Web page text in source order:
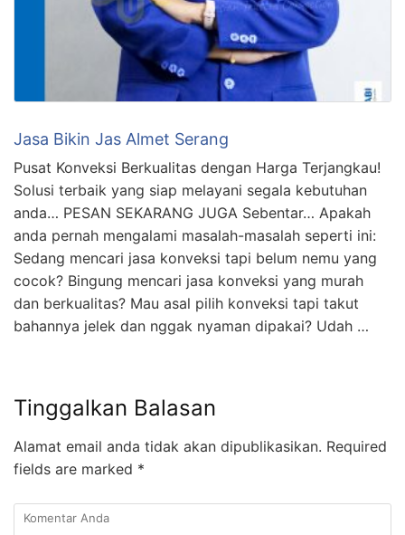
Jasa Bikin Jas Almet Serang
Pusat Konveksi Berkualitas dengan Harga Terjangkau!
Solusi terbaik yang siap melayani segala kebutuhan
anda… PESAN SEKARANG JUGA Sebentar… Apakah
anda pernah mengalami masalah-masalah seperti ini:
Sedang mencari jasa konveksi tapi belum nemu yang
cocok? Bingung mencari jasa konveksi yang murah
dan berkualitas? Mau asal pilih konveksi tapi takut
bahannya jelek dan nggak nyaman dipakai? Udah …
Tinggalkan Balasan
Alamat email anda tidak akan dipublikasikan. Required
fields are marked *